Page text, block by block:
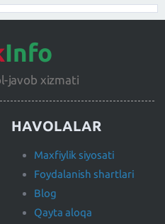
Info
javob xizmati
HAVOLALAR
Maxfiylik siyosati
Foydalanish shartlari
Blog
Qayta aloqa